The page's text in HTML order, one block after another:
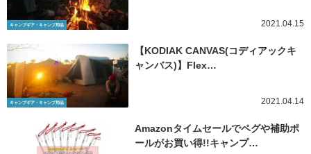
キャンプギア・キャンプ用品 2021.04.15
キャンプギア・キャンプ用品
【KODIAK CANVAS(コディアックキ
ャンバス)】Flex…
2021.04.14
Amazonタイムセールでペグや補助ポ
ールがお買い得!!キャンプ…